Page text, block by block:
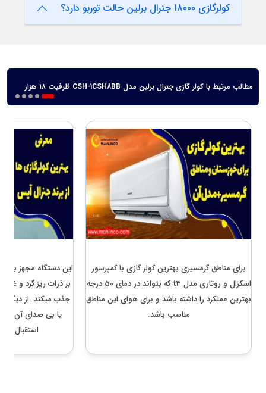
کولرگازی 18000 جنرال برلین حالت توربو دارد؟
مطالب مرتبط با کولر گازی جنرال برلین مدل CSH-1CSH8BB ظرفیت ۱۸ هزار
برای مناطق گرمسیری بهترین کولر گازی با کمپرسور
اسکرال و روتاری مدل t3 که بتواند در دمای 50 درجه
بهترین عملکرد را داشته باشد و برای هوای این مناطق
مناسب باشد.
این دستگاه مجهز به
بر ذرات ریز گرد و
جذب میکند .از دیگر
یا بی صدای آن
استقبال